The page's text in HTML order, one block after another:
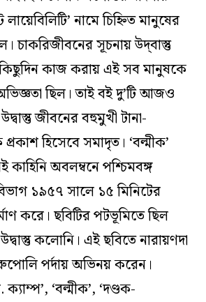
লায়েবিলিটি’ নামে চিহ্নিত মানুষের
চাকরিজীবনের সূচনায় উদ্‌বাস্তু
কিছুদিন কাজ করায় এই সব মানুষকে
ছিল। তাই বই দু’টি আজও
জীবনের বহুমুখী টানা-
হিসেবে সমাদৃত। ‘বল্মীক’
অবলম্বনে পশ্চিমবঙ্গ
১৯৫৭ সালে ১৫ মিনিটের
করে। ছবিটির পটভূমিতে ছিল
কলোনি। এই ছবিতে নারায়ণদা
পর্দায় অভিনয় করেন।
‘বল্মীক’, ‘দণ্ডক-